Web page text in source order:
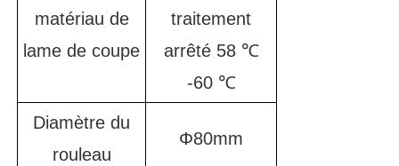
matériau de
lame de coupe
traitement
arrêté 58 ℃
-60 ℃
Diamètre du
rouleau
Φ80mm